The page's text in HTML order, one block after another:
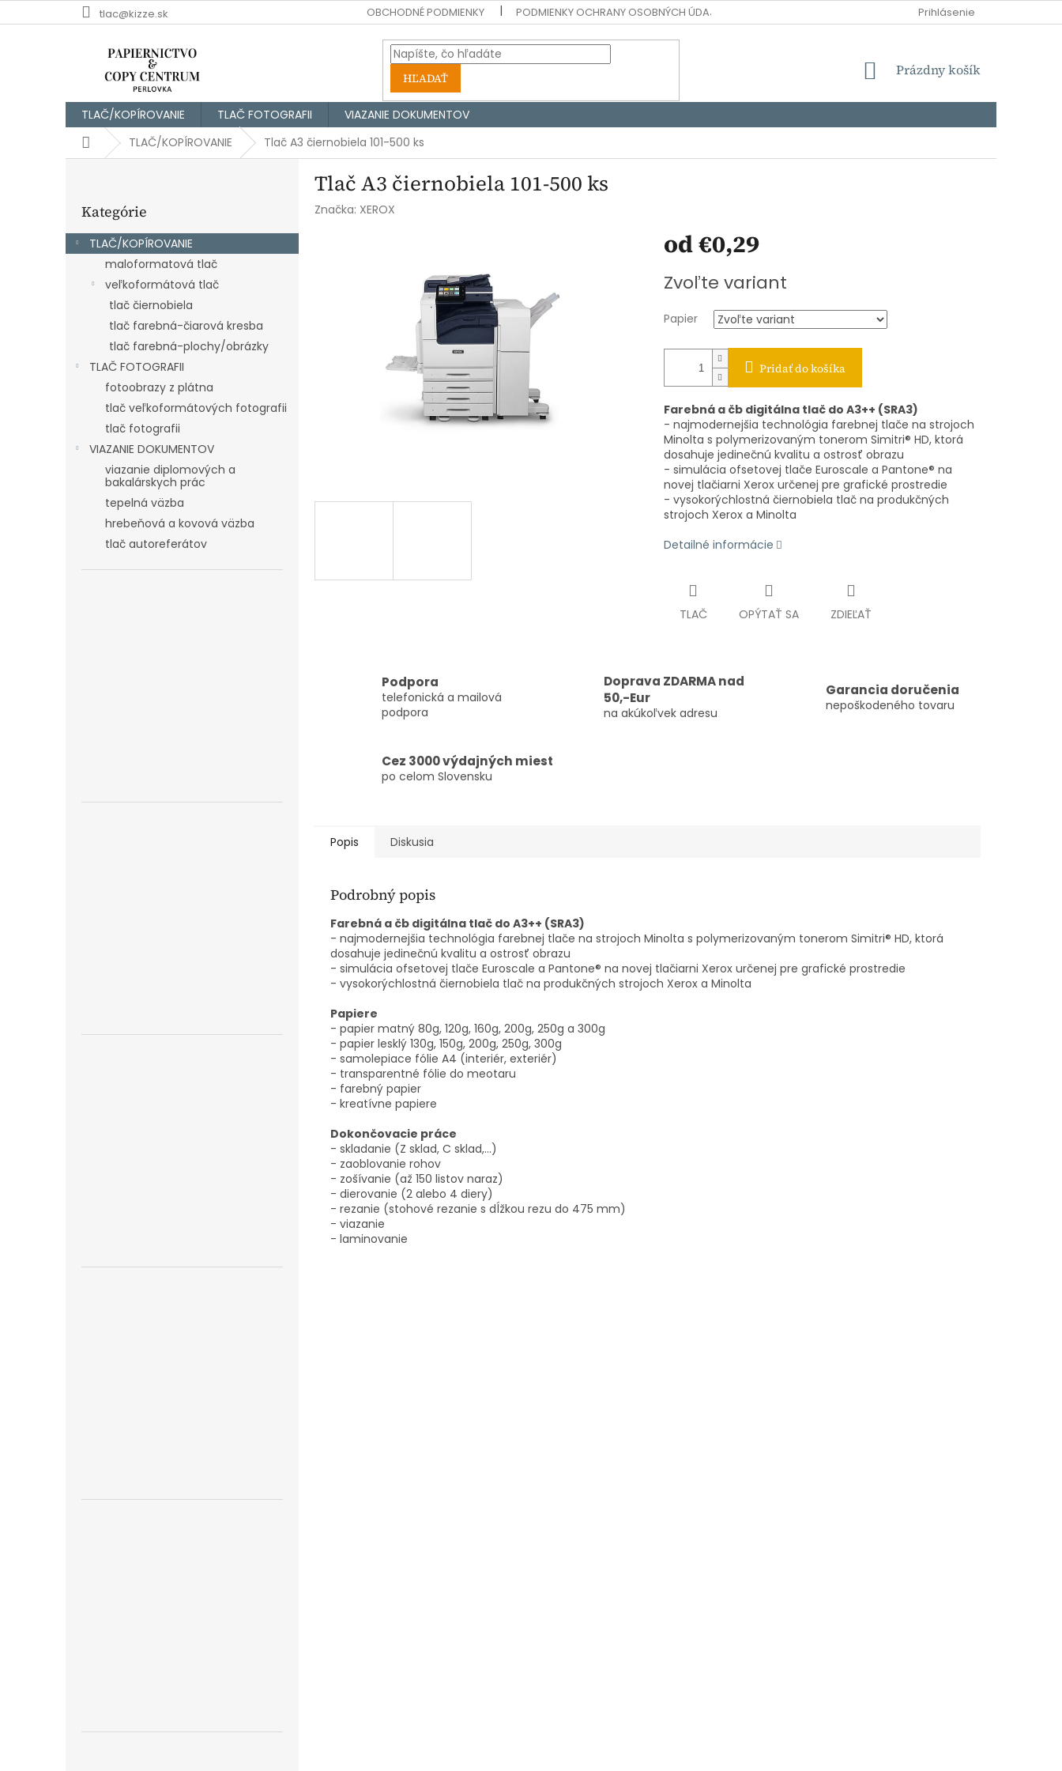
na
tlac@kizze.sk OBCHODNÉ PODMIENKY PODMIENKY OCHRANY OSOBNÝCH ÚDAJOV MOŽNOSTI PLATBYPrihlásenie
HĽADAŤ
NÁKUPNÝ
Prázdny košík
TLAČ/KOPÍROVANIE TLAČ FOTOGRAFII
VIAZANIE DOKUMENTOV
DomovTLAČ/KOPÍROVANIE Tlač A3 čiernobiela 101-500 ks
ý
p
kategórie
Kategórie
TLAČ/KOPÍROVANIE
maloformatová tlač
veľkoformátová tlač
tlač čiernobiela
tlač farebná-čiarová kresba
tlač farebná-plochy/obrázky
TLAČ FOTOGRAFII
fotoobrazy z plátna
tlač veľkoformátových fotografii
tlač fotografii
VIAZANIE DOKUMENTOV
viazanie diplomových a
bakalárskych prác
tepelná väzba
hrebeňová a kovová väzba
tlač autoreferátov
Tlač A3 čiernobiela 101-500 ks
Značka: XEROX
od€0,29
cena:
Zvoľte variant
Papier
Pridať do košíka
Farebná a čb digitálna tlač do A3++ (SRA3)
- najmodernejšia technológia farebnej tlače na strojoch
Minolta s polymerizovaným tonerom Simitri® HD, ktorá
dosahuje jedinečnú kvalitu a ostrosť obrazu
- simulácia ofsetovej tlače Euroscale a Pantone® na
novej tlačiarni Xerox určenej pre grafické prostredie
- vysokorýchlostná čiernobiela tlač na produkčných
strojoch Xerox a Minolta
Detailné informácie
TLAČ OPÝTAŤ SA ZDIEĽAŤ
Podpora
telefonická a mailová
podpora
Doprava ZDARMA nad
50,-Eur
na akúkoľvek adresu
Garancia doručenia
nepoškodeného tovaru
Cez 3000 výdajných miest
po celom Slovensku
Popis Diskusia
Podrobný popis
Farebná a čb digitálna tlač do A3++ (SRA3)
- najmodernejšia technológia farebnej tlače na strojoch Minolta s polymerizovaným tonerom Simitri® HD, ktorá
dosahuje jedinečnú kvalitu a ostrosť obrazu
- simulácia ofsetovej tlače Euroscale a Pantone® na novej tlačiarni Xerox určenej pre grafické prostredie
- vysokorýchlostná čiernobiela tlač na produkčných strojoch Xerox a Minolta
Papiere
- papier matný 80g, 120g, 160g, 200g, 250g a 300g
- papier lesklý 130g, 150g, 200g, 250g, 300g
- samolepiace fólie A4 (interiér, exteriér)
- transparentné fólie do meotaru
- farebný papier
- kreatívne papiere
Dokončovacie práce
- skladanie (Z sklad, C sklad,...)
- zaoblovanie rohov
- zošívanie (až 150 listov naraz)
- dierovanie (2 alebo 4 diery)
- rezanie (stohové rezanie s dĺžkou rezu do 475 mm)
- viazanie
- laminovanie